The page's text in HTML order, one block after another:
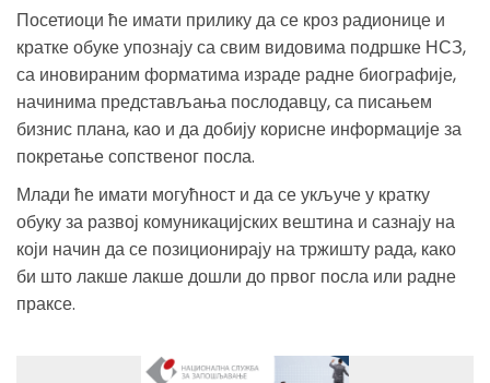
Посетиоци ће имати прилику да се кроз радионице и
кратке обуке упознају са свим видовима подршке НСЗ,
са иновираним форматима израде радне биографије,
начинима представљања послодавцу, са писањем
бизнис плана, као и да добију корисне информације за
покретање сопственог посла.
Млади ће имати могућност и да се укључе у кратку
обуку за развој комуникацијских вештина и сазнају на
који начин да се позиционирају на тржишту рада, како
би што лакше лакше дошли до првог посла или радне
праксе.